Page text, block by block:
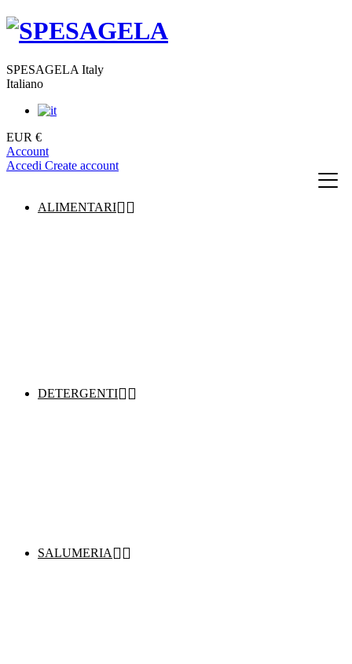
SPESAGELA Italy
Italiano
EUR €
Account
Accedi Create account
ALIMENTARI
DETERGENTI
SALUMERIA